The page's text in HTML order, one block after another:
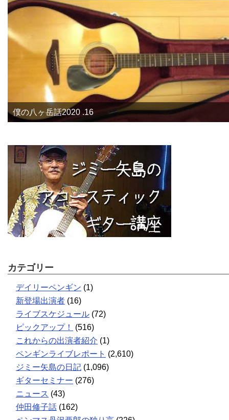
僕の八ヶ岳話2020 .16
カテゴリー
デイリーペンギン (1)
新登場出演者 (16)
ライブスケジュール (72)
ピックアップ！
(516)
これからの出演者紹介 (1)
ペンギンライブレポート (2,610)
ジミー矢島の日記 (1,096)
ギターセミナー (276)
ニュース (43)
仲田修子話 (162)